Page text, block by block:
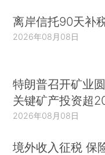
离岸信托90天补
2026年08月08日
特朗普召开矿业
关键矿产投资超
2026年08月08日
境外收入征税 保